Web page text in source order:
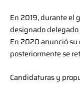
En 2019, durante el
designado
En 2020 anunció
posteriormente se
Candidaturas y